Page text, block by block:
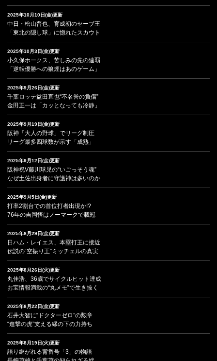
2025年10月10日(金)更新
中日・松山晋也、育成初のセーブ王
「東北の隠し球」に惚れたスカウト
2025年10月3日(金)更新
小久保ホークス、苦しみの先の連覇
「逆転優勝への狼煙はあのゲーム」
2025年9月26日(金)更新
千葉ロッテ益田直也“不名誉の負傷”
金田正一は「カッとなっても冷静」
2025年9月19日(金)更新
阪神「大人の野球」でリーグ制圧
リーグ最多四球数が示す「成熟」
2025年9月12日(金)更新
阪神祝V藤川球児の“いごっそう魂”
なぜ土佐出身者に守護神は多いのか
2025年9月5日(金)更新
打率2割台での首位打者出現か!?
76年の吉岡悟はノーマークで載冠
2025年8月29日(金)更新
日ハム・レイエス、本塁打王に接近
伝説の“空振り王”ミッチェルの真実
2025年8月26日(火)更新
丸佳浩、36歳でサイクルヒット達成
お宝情報満載の“丸メモ”で生き抜く
2025年8月22日(金)更新
石井大智に“ドクターゼロ”の勲章
“進撃の虎”支える縁の下の力持ち
2025年8月19日(火)更新
語り継がれる背番号「3」の物語